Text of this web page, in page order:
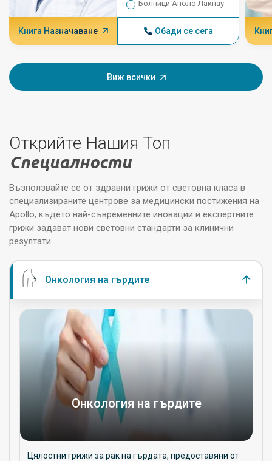
Болници Аполо Лакнау
Книга Назначаване Обади се сега
Виж всички
Открийте Нашия Топ
Специалности
Възползвайте се от здравни грижи от световна класа в
специализираните центрове за медицински постижения на
Apollo, където най-съвременните иновации и експертните
грижи задават нови световни стандарти за клинични
резултати.
Онкология на гърдите
Онкология на гърдите
Цялостни грижи за рак на гърдата, предоставяни от